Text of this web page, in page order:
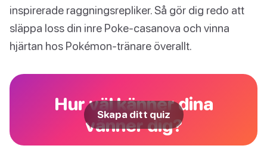
inspirerade raggningsrepliker. Så gör dig redo att
släppa loss din inre Poke-casanova och vinna
hjärtan hos Pokémon-tränare överallt.
Hur väl känner dina
vänner dig?
Skapa ditt quiz